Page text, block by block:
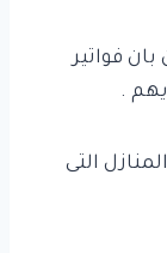
فواتير
.
التى